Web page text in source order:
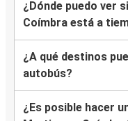
¿Dónde puedo ver
Coímbra está a
¿A qué destinos
autobús?
¿Es posible hacer